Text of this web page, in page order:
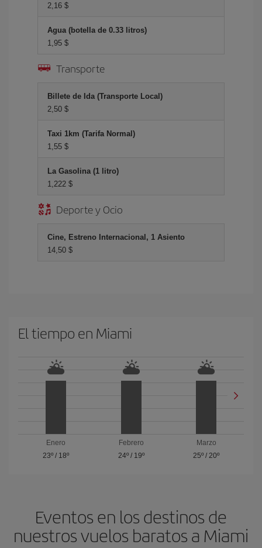
2,16 $
Agua (botella de 0.33 litros)
1,95 $
Transporte
Billete de Ida (Transporte Local)
2,50 $
Taxi 1km (Tarifa Normal)
1,55 $
La Gasolina (1 litro)
1,222 $
Deporte y Ocio
Cine, Estreno Internacional, 1 Asiento
14,50 $
El tiempo en Miami
Enero
23º/ 18º
Febrero
24º/ 19º
Marzo
25º /20º
Eventos en los destinos de
nuestros vuelos baratos a Miami